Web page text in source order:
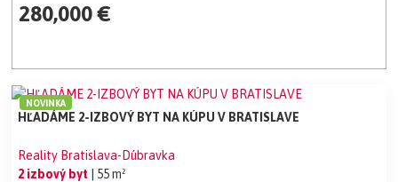
280,000 €
HĽADÁME 2-IZBOVÝ BYT NA KÚPU V BRATISLAVE
Reality Bratislava-Dúbravka
2 izbový byt
| 55 m²
NOVINKA